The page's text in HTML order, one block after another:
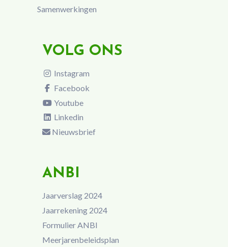
Samenwerkingen
VOLG ONS
Instagram
Facebook
Youtube
Linkedin
Nieuwsbrief
ANBI
Jaarverslag 2024
Jaarrekening 2024
Formulier ANBI
Meerjarenbeleidsplan